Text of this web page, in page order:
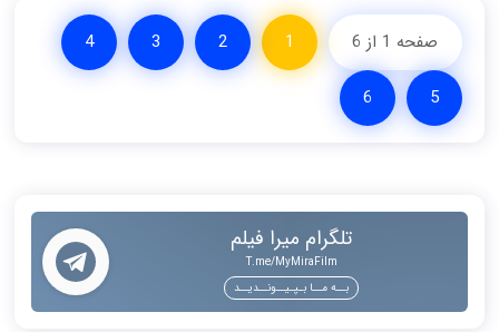
صفحه 1 از 6 1
2
3
4
5
6
تلگرام میرا فیلم
T.me/MyMiraFilm
بــه مــا بـپـیــونــدیــد